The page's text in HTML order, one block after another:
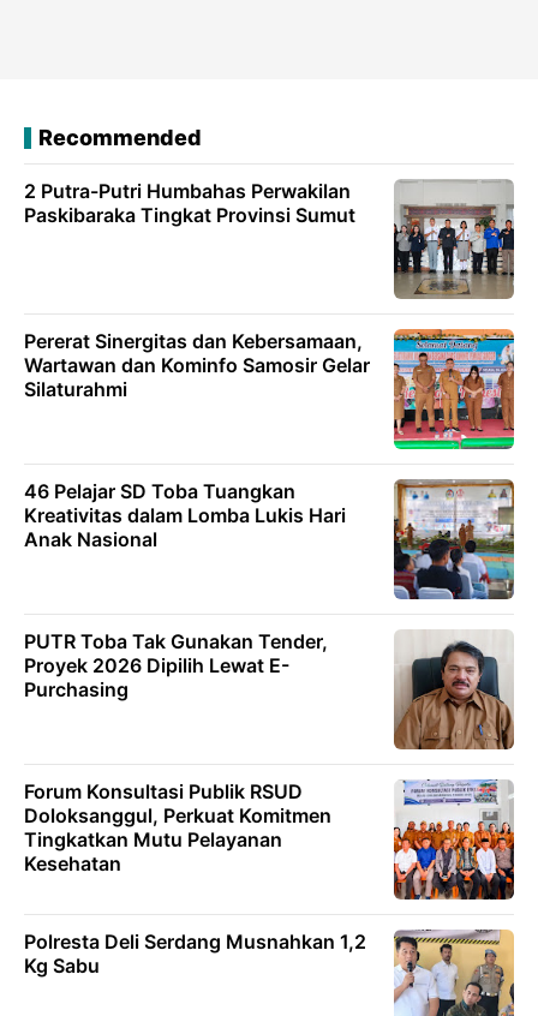
Recommended
2 Putra-Putri Humbahas Perwakilan
Paskibaraka Tingkat Provinsi Sumut
Pererat Sinergitas dan Kebersamaan,
Wartawan dan Kominfo Samosir Gelar
Silaturahmi
46 Pelajar SD Toba Tuangkan
Kreativitas dalam Lomba Lukis Hari
Anak Nasional
PUTR Toba Tak Gunakan Tender,
Proyek 2026 Dipilih Lewat E-
Purchasing
Forum Konsultasi Publik RSUD
Doloksanggul, Perkuat Komitmen
Tingkatkan Mutu Pelayanan
Kesehatan
Polresta Deli Serdang Musnahkan 1,2
Kg Sabu